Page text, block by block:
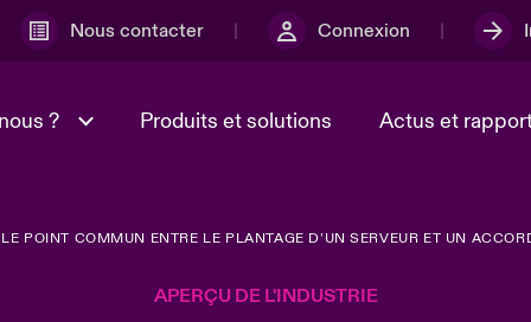
Nous contacter Connexion
?
et
Produits et solutions Actus et
Signaler un cyber-incident
POINT COMMUN ENTRE LE PLANTAGE D’UN SERVEUR ET UN
APERÇU DE L'INDUSTRIE